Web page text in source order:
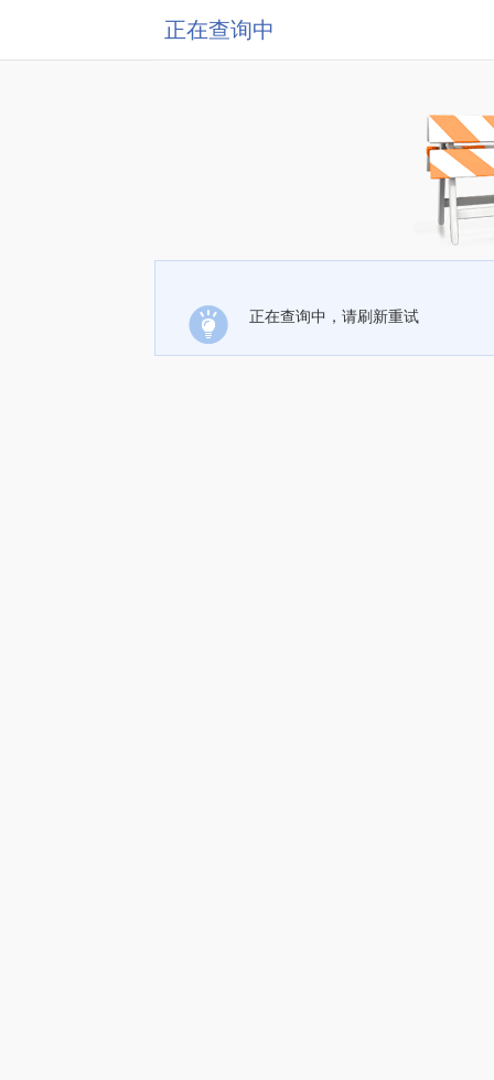
正在查询中
正在查询中，请刷新重试